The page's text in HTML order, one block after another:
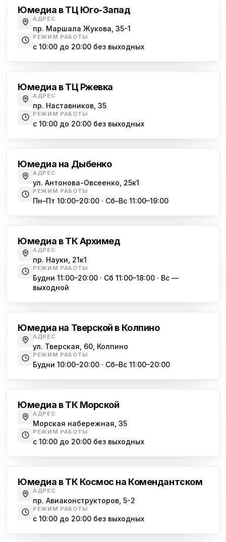
Юмедиа на Наставников
пр. Наставников 35
ю
Юмедиа в ТК Юго-Запад
пр. Маршала Жукова, 35-1
Юмедиа на Космонавтов
ю ул. Белы Куна, 24к1
ю
Юмедиа в Купчино
ул. Будапештская, 87-3
Юмедиа Сервис в Колпино
ю
Юмедиа во Всеволожске
пр. Христиновский 28, Всеволожск
Юмедиа в ТЦ Юго-Запад
АДРЕС
пр. Маршала Жукова, 35-1
РЕЖИМ РАБОТЫ
с 10:00 до 20:00 без выходных
Юмедиа в ТЦ Ржевка
АДРЕС
пр. Наставников, 35
РЕЖИМ РАБОТЫ
с 10:00 до 20:00 без выходных
Юмедиа на Дыбенко
АДРЕС
ул. Антонова-Овсеенко, 25к1
РЕЖИМ РАБОТЫ
Пн–Пт 10:00–20:00 · Сб–Вс 11:00–19:00
Юмедиа в ТК Архимед
АДРЕС
пр. Науки, 21к1
РЕЖИМ РАБОТЫ
Будни 11:00–20:00 · Сб 11:00–18:00 · Вс —
выходной
Юмедиа на Тверской в Колпино
АДРЕС
ул. Тверская, 60, Колпино
РЕЖИМ РАБОТЫ
Будни 10:00–20:00 · Сб–Вс 11:00–20:00
Юмедиа в ТК Морской
АДРЕС
Морская набережная, 35
РЕЖИМ РАБОТЫ
с 10:00 до 20:00 без выходных
Юмедиа в ТК Космос на Комендантском
АДРЕС
пр. Авиаконструкторов, 5-2
РЕЖИМ РАБОТЫ
с 10:00 до 20:00 без выходных